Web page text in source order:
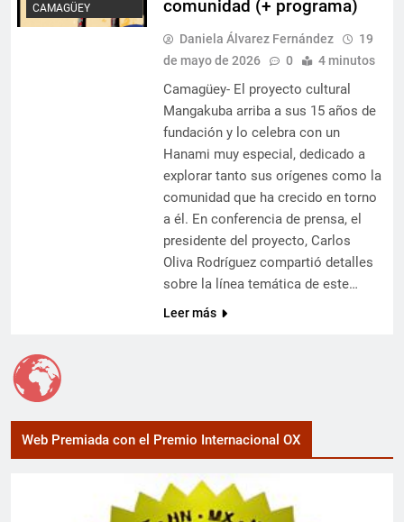
CAMAGÜEY
comunidad (+ programa)
Daniela Álvarez Fernández
19
de mayo de 2026
0 4 minutos
Camagüey- El proyecto cultural
Mangakuba arriba a sus 15 años de
fundación y lo celebra con un
Hanami muy especial, dedicado a
explorar tanto sus orígenes como la
comunidad que ha crecido en torno
a él. En conferencia de prensa, el
presidente del proyecto, Carlos
Oliva Rodríguez compartió detalles
sobre la línea temática de este…
Leer más
Web Premiada con el Premio Internacional OX